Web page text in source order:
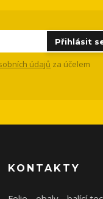
Přihlásit
údajů za účelem
KONTAKTY